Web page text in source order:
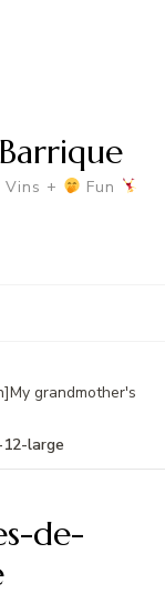
Vins + Fun
grandmother's
large
de-